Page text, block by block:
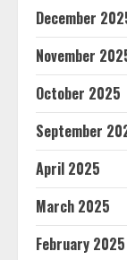
December
November
October 2025
September
April 2025
March 2025
February 2025